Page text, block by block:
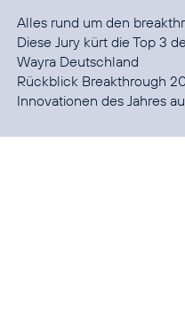
Alles rund um den
DieseJury
Wayra Deutschland
Rückblick Breakthrough
Innovationen des Jahres